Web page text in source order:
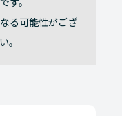
る可能性がござ
。